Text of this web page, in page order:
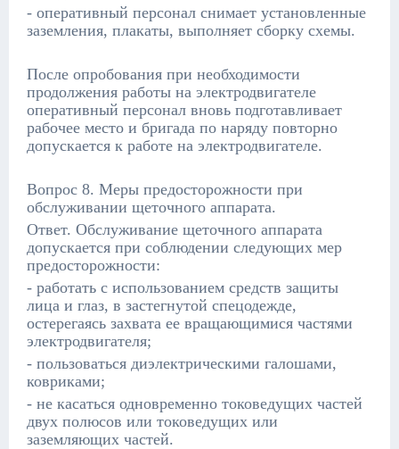
- оперативный персонал снимает установленные
заземления, плакаты, выполняет сборку схемы.
После опробования при необходимости
продолжения работы на электродвигателе
оперативный персонал вновь подготавливает
рабочее место и бригада по наряду повторно
допускается к работе на электродвигателе.
Вопрос 8. Меры предосторожности при
обслуживании щеточного аппарата.
Ответ. Обслуживание щеточного аппарата
допускается при соблюдении следующих мер
предосторожности:
- работать с использованием средств защиты
лица и глаз, в застегнутой спецодежде,
остерегаясь захвата ее вращающимися частями
электродвигателя;
- пользоваться диэлектрическими галошами,
ковриками;
- не касаться одновременно токоведущих частей
двух полюсов или токоведущих или
заземляющих частей.